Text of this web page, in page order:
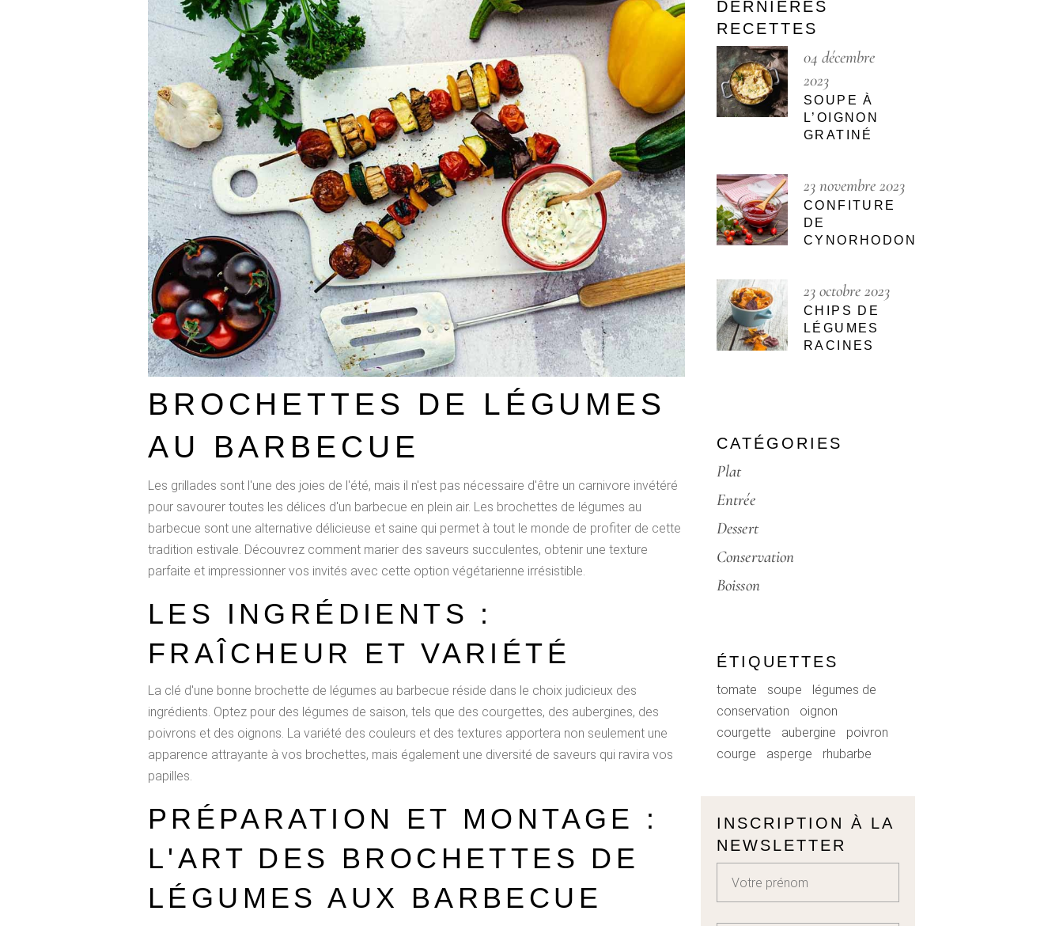
BROCHETTES DE LÉGUMES
AU BARBECUE
Les grillades sont l'une des joies de l'été, mais il n'est pas nécessaire d'être un carnivore invétéré
pour savourer toutes les délices d'un barbecue en plein air. Les brochettes de légumes au
barbecue sont une alternative délicieuse et saine qui permet à tout le monde de profiter de cette
tradition estivale. Découvrez comment marier des saveurs succulentes, obtenir une texture
parfaite et impressionner vos invités avec cette option végétarienne irrésistible.
LES INGRÉDIENTS :
FRAÎCHEUR ET VARIÉTÉ
La clé d'une bonne brochette de légumes au barbecue réside dans le choix judicieux des
ingrédients. Optez pour des légumes de saison, tels que des courgettes, des aubergines, des
poivrons et des oignons. La variété des couleurs et des textures apportera non seulement une
apparence attrayante à vos brochettes, mais également une diversité de saveurs qui ravira vos
papilles.
PRÉPARATION ET MONTAGE :
L'ART DES BROCHETTES DE
LÉGUMES AUX BARBECUE
DERNIÈRES
RECETTES
04 décembre
2023
SOUPE À
L’OIGNON
GRATINÉ
23 novembre 2023
CONFITURE
DE
CYNORHODON
23 octobre 2023
CHIPS DE
LÉGUMES
RACINES
CATÉGORIES
Plat
Entrée
Dessert
Conservation
Boisson
ÉTIQUETTES
tomate soupe
légumes de
conservation
oignon
courgette
aubergine
poivron
courge
asperge rhubarbe
INSCRIPTION À LA
NEWSLETTER